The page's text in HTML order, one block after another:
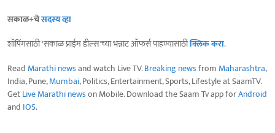
सकाळ+चेसदस्य व्हा
शॉपिंगसाठी 'सकाळ प्राईम डील्स'च्या भन्नाट ऑफर्स पाहण्यासाठीक्लिक करा.
Read Marathi newsand watch Live TV.Breaking newsfrom Maharashtra,
India, Pune,Mumbai, Politics, Entertainment, Sports, Lifestyle at SaamTV.
GetLive Marathi newson Mobile. Download the Saam Tv app forAndroid
and IOS.